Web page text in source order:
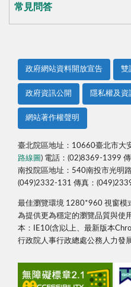
常見問答
政府網站資料開放宣告 雙
政府資訊公開 隱私權及資
網站著作權聲明
臺北院區地址：10660臺北市大
路線圖) 電話：(02)8369-1399
南投院區地址：540南投市光明
(049)2332-131 傳真：
最佳瀏覽環境 1280*960 視窗模
為提供更為穩定的瀏覽品質與使
本：IE10(含)以上、最新版本
行政院人事行政總處公務人力發